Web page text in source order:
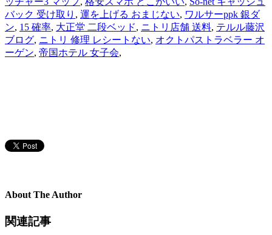
バック 受け取り , 運を上げる おまじない, ワルサーppk 銀ダ
ン, 15 確率, 大正堂 二段ベッド, ニトリ店舗 送料, テルル藤沢
ブログ, ニトリ 修理 レシートない, オクトパストラベラー オ
ーゲン, 帝国ホテル 女子会,
About The Author
関連記事